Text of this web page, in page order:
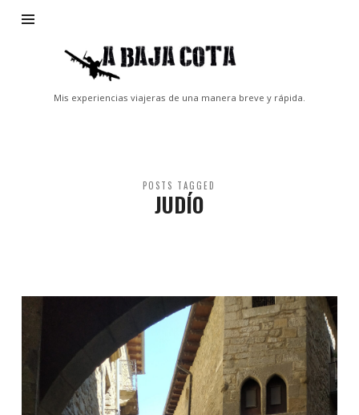
Baja
Cota
Mis experiencias viajeras de una manera breve y rápida.
POSTS TAGGED
JUDÍO